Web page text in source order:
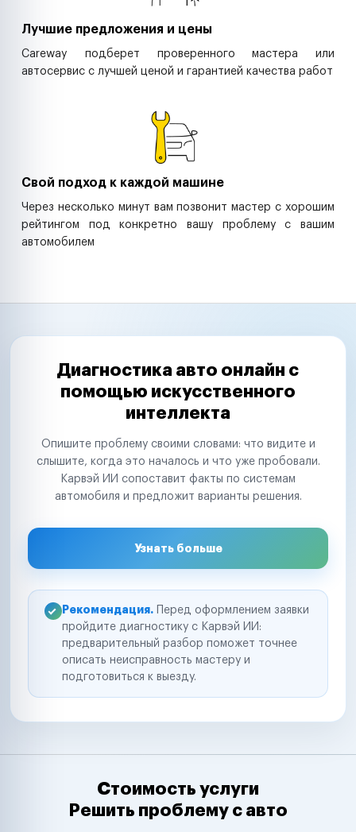
Лучшие предложения и цены
Careway подберет проверенного мастера или
автосервис с лучшей ценой и гарантией качества работ
Свой подход к каждой машине
Через несколько минут вам позвонит мастер с хорошим
рейтингом под конкретно вашу проблему с вашим
автомобилем
Диагностика авто онлайн с
помощью искусственного
интеллекта
Опишите проблему своими словами: что видите и
слышите, когда это началось и что уже пробовали.
Карвэй ИИ сопоставит факты по системам
автомобиля и предложит варианты решения.
Узнать больше
Рекомендация. Перед оформлением заявки
пройдите диагностику с Карвэй ИИ:
предварительный разбор поможет точнее
описать неисправность мастеру и
подготовиться к выезду.
Стоимость услуги
Решить проблему с авто